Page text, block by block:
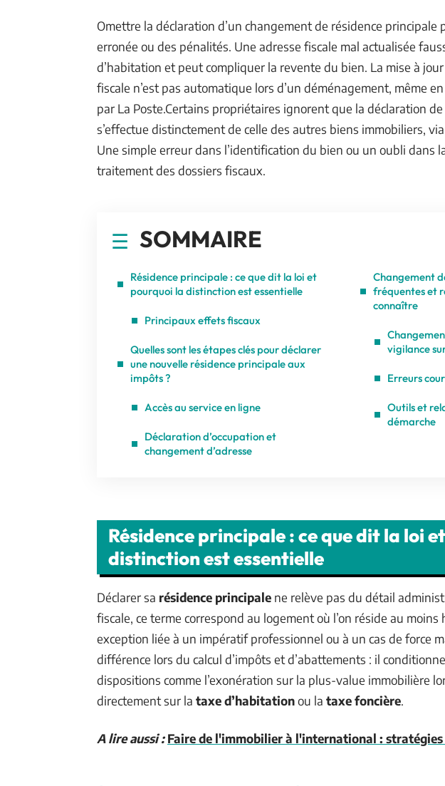
Omettre la déclaration d’un changement de résidence
erronée ou des pénalités. Une adresse fiscale mal actualisée
d’habitation et peut compliquer la revente du bien. La mise à
fiscale n’est pas automatique lors d’un déménagement, même
par La Poste.Certains propriétaires ignorent que la déclaration
s’effectue distinctement de celle des autres biens immobiliers,
Une simple erreur dans l’identification du bien ou un oubli dans
traitement des dossiers fiscaux.
SOMMAIRE
Résidence principale : ce que dit la loi et
pourquoi la distinction est essentielle
Principaux effets fiscaux
Quelles sont les étapes clés pour déclarer
une nouvelle résidence principale aux
impôts ?
Accès au service en ligne
Déclaration d’occupation et
changement d’adresse
Changement
fréquentes et
connaître
vigilance
Erreurs
Outils et
démarche
Résidence principale : ce que dit la loi
distinction est essentielle
Déclarer sa résidence principale ne relève pas du détail
fiscale, ce terme correspond au logement où l’on réside au
exception liée à un impératif professionnel ou à un cas de force
différence lors du calcul d’impôts et d’abattements : il conditionne
dispositions comme l’exonération sur la plus-value immobilière
directement sur la taxe d’habitationou la taxe foncière.
A lire aussi : Faire de l'immobilier à l'international : stratégies